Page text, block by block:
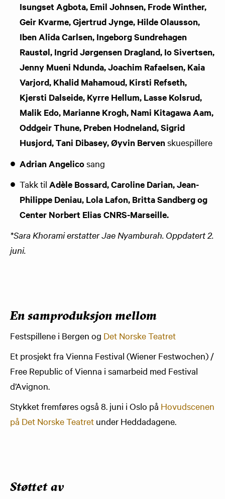
Isungset Agbota, Emil Johnsen, Frode Winther,
Geir Kvarme, Gjertrud Jynge, Hilde Olausson,
Iben Alida Carlsen, Ingeborg Sundrehagen
Raustøl, Ingrid Jørgensen Dragland, Io Sivertsen,
Jenny Mueni Ndunda, Joachim Rafaelsen, Kaia
Varjord, Khalid Mahamoud, Kirsti Refseth,
Kjersti Dalseide, Kyrre Hellum, Lasse Kolsrud,
Malik Edo, Marianne Krogh, Nami Kitagawa Aam,
Oddgeir Thune, Preben Hodneland, Sigrid
Husjord, Tani Dibasey, Øyvin Bervenskuespillere
Adrian Angelicosang
Takk til Adèle Bossard, Caroline Darian, Jean-
Philippe Deniau, Lola Lafon, Britta Sandberg og
Center Norbert Elias CNRS-Marseille.
*Sara Khorami erstatter Jae Nyamburah. Oppdatert 2.
juni.
En samproduksjon mellom
Festspillene i Bergen og Det Norske Teatret
Et prosjekt fra Vienna Festival (Wiener Festwochen) /
Free Republic of Vienna i samarbeid med Festival
d’Avignon.
Stykket fremføres også 8. juni i Oslo på Hovudscenen
på Det Norske Teatret under Heddadagene.
Støttet av